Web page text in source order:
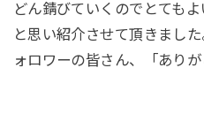
どん錆びていくのでとても
と思い紹介させて頂きまし
ォロワーの皆さん、「あり